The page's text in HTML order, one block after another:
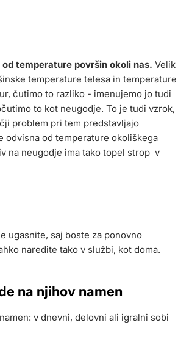
temperature površin okoli nas. Velik
temperature telesa in temperature
čutimo to razliko - imenujemo jo tudi
to kot neugodje. To je tudi vzrok,
problem pri tem predstavljajo
odvisna od temperature okoliškega
na neugodje ima tako topel strop v
ugasnite, saj boste za ponovno
naredite tako v službi, kot doma.
na njihov namen
v dnevni, delovni ali igralni sobi